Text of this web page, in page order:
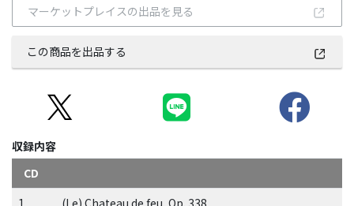
マーケットプレイスの出品を見る
この商品を出品する
収録内容
CD